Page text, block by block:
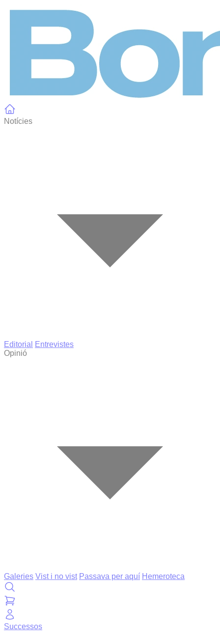
Notícies
Editorial
Entrevistes
Opinió
Galeries Vist i no vist Passava per aquí Hemeroteca
Successos